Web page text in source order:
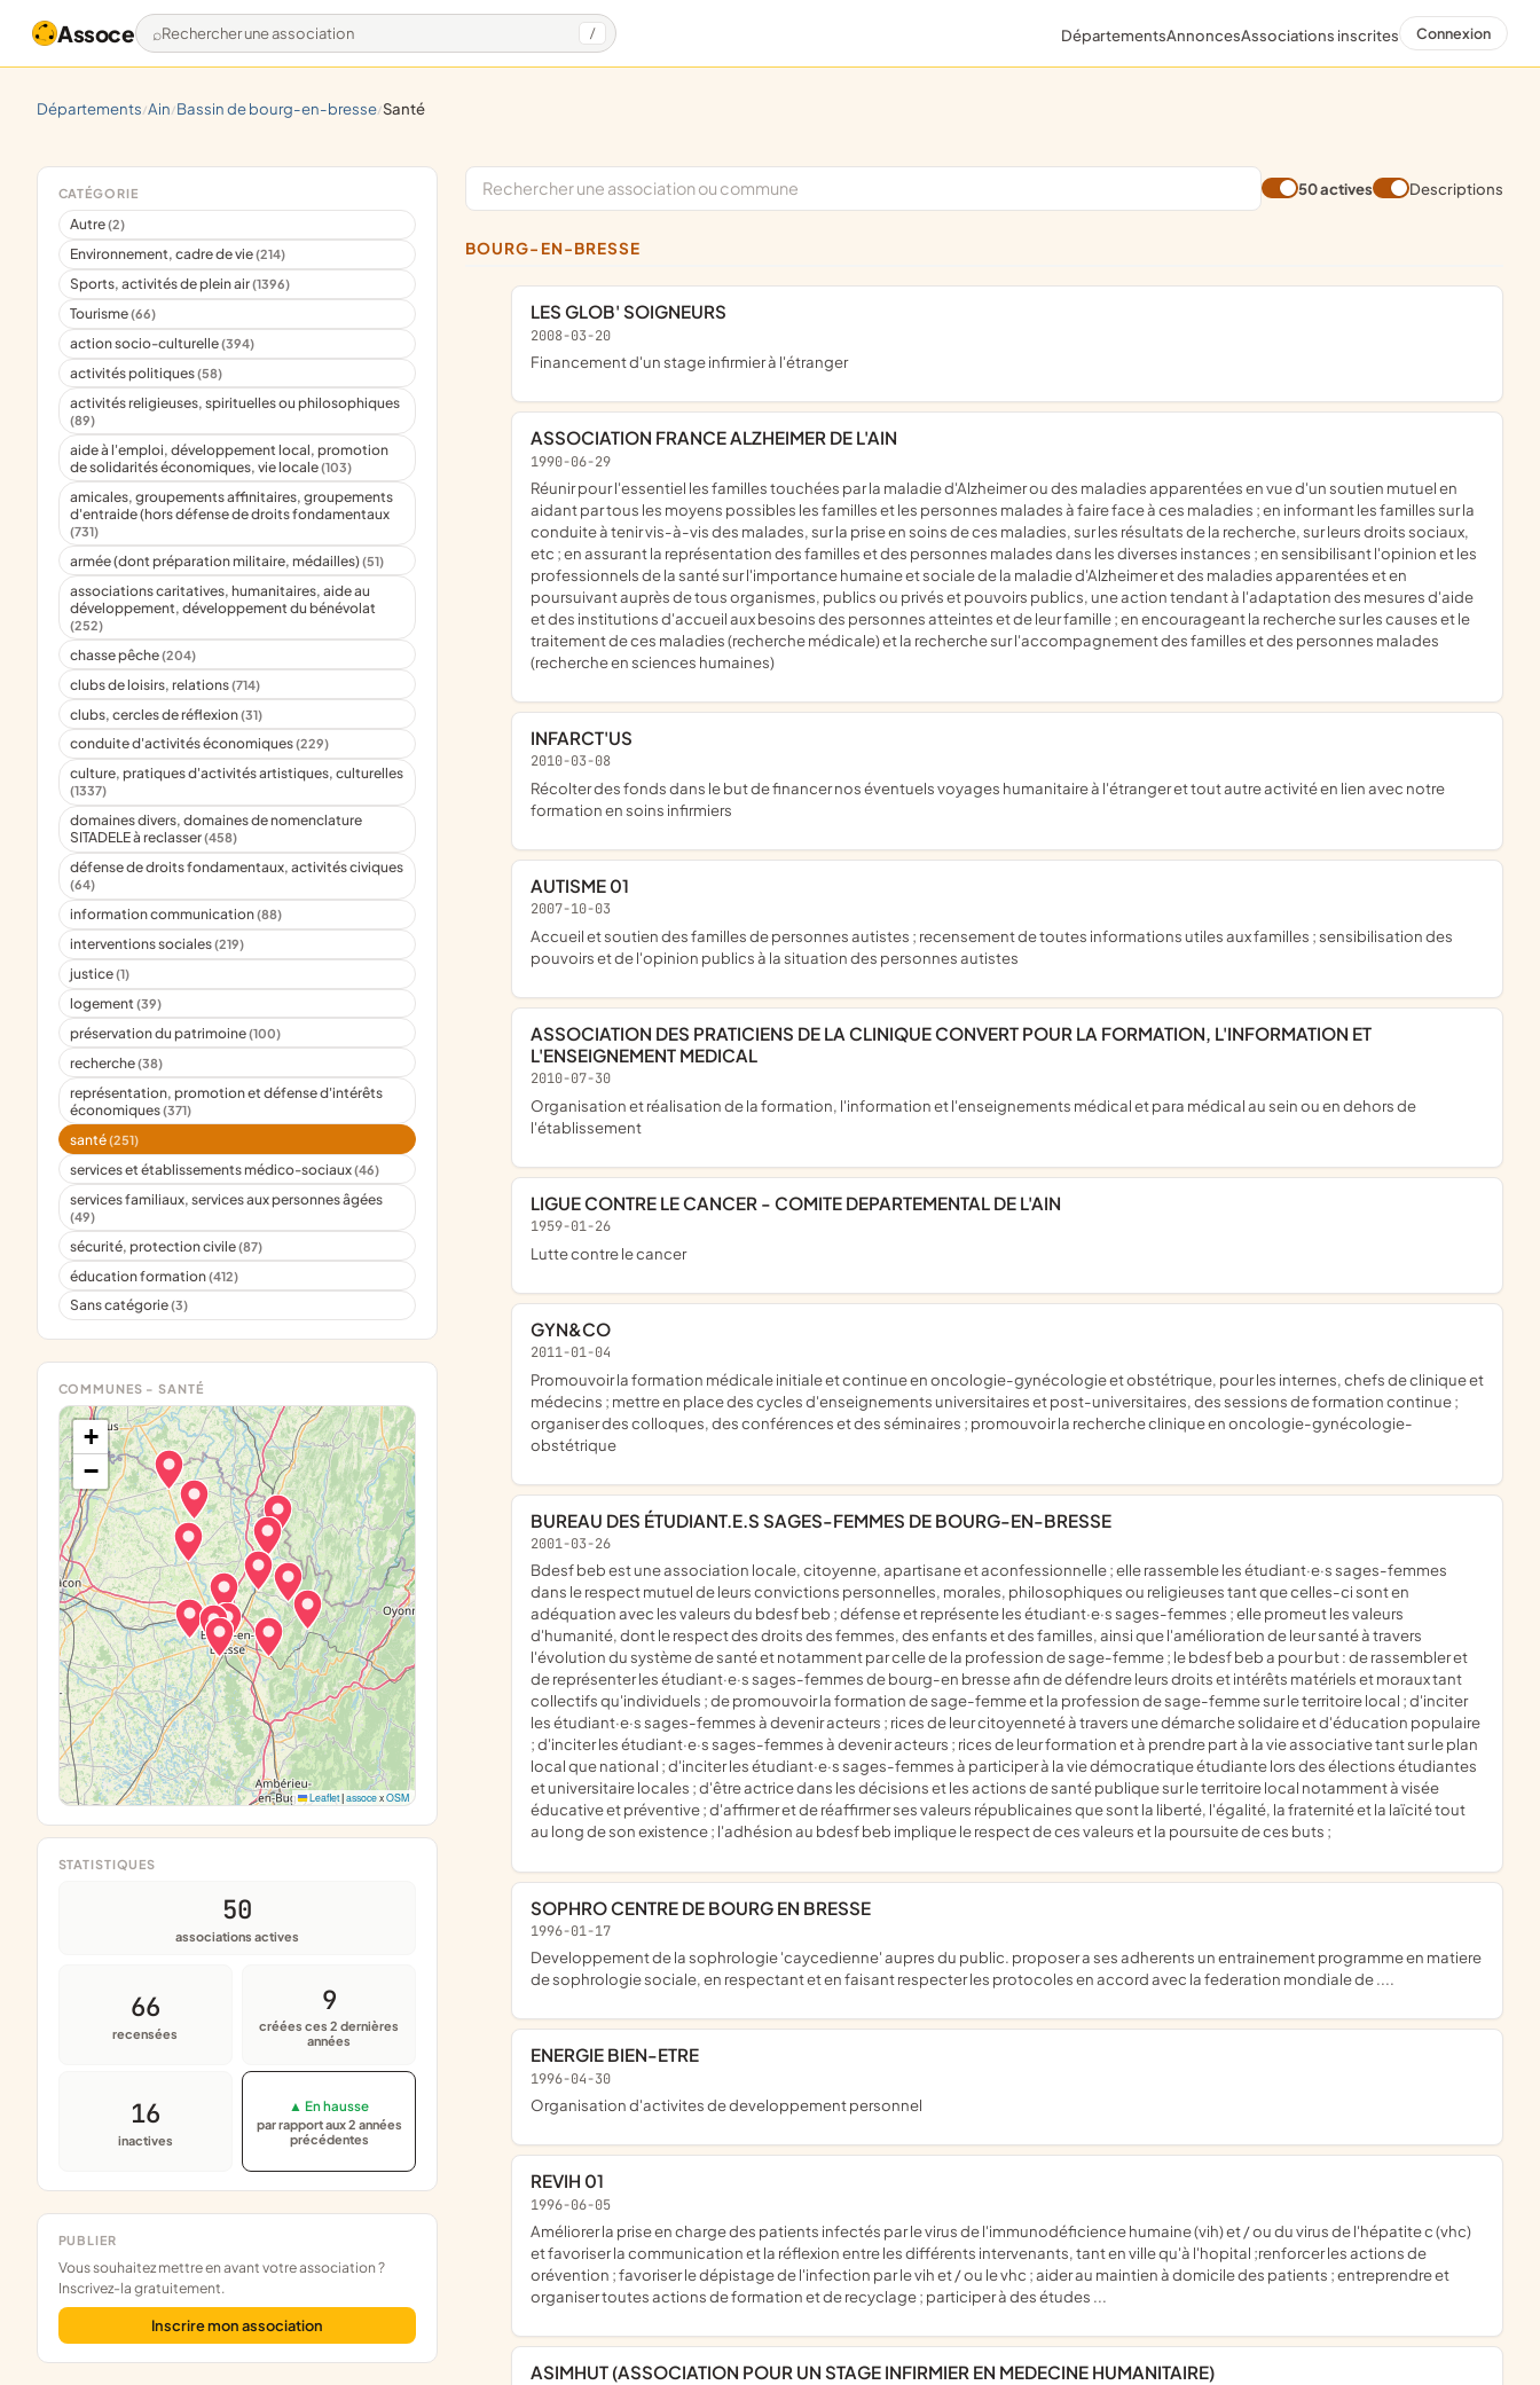
Assoce Rechercher une association / DépartementsAnnoncesAssociations inscrites Connexion
départements/ ain/ bassin de bourg-en-bresse/ santé
CATÉGORIE
Autre(2)
Environnement, cadre de vie(214)
Sports, activités de plein air(1396)
Tourisme(66)
action socio-culturelle(394)
activités politiques(58)
activités religieuses, spirituelles ou philosophiques
(89)
aide à l'emploi, développement local, promotion
de solidarités économiques, vie locale(103)
amicales, groupements affinitaires, groupements
d'entraide (hors défense de droits fondamentaux
(731)
armée (dont préparation militaire, médailles)(51)
associations caritatives, humanitaires, aide au
développement, développement du bénévolat
(252)
chasse pêche(204)
clubs de loisirs, relations(714)
clubs, cercles de réflexion(31)
conduite d'activités économiques(229)
culture, pratiques d'activités artistiques, culturelles
(1337)
domaines divers, domaines de nomenclature
SITADELE à reclasser(458)
défense de droits fondamentaux, activités civiques
(64)
information communication(88)
interventions sociales(219)
justice(1)
logement(39)
préservation du patrimoine(100)
recherche(38)
représentation, promotion et défense d'intérêts
économiques(371)
santé(251)
services et établissements médico-sociaux(46)
services familiaux, services aux personnes âgées
(49)
sécurité, protection civile(87)
éducation formation(412)
Sans catégorie(3)
STATISTIQUES
50
associations actives
66
recensées
9
créées ces 2 dernières
années
16
inactives
▲ En hausse
par rapport aux 2 années
précédentes
PUBLIER
Vous souhaitez mettre en avant votre association ?
Inscrivez-la gratuitement.
Inscrire mon association
50 actives Descriptions
BOURG-EN-BRESSE
LES GLOB' SOIGNEURS
2008-03-20
financement d'un stage infirmier à l'étranger
ASSOCIATION FRANCE ALZHEIMER DE L'AIN
1990-06-29
réunir pour l'essentiel les familles touchées par la maladie d'Alzheimer ou des maladies apparentées en vue d'un soutien mutuel en
aidant par tous les moyens possibles les familles et les personnes malades à faire face à ces maladies ; en informant les familles sur la
conduite à tenir vis-à-vis des malades, sur la prise en soins de ces maladies, sur les résultats de la recherche, sur leurs droits sociaux,
etc ; en assurant la représentation des familles et des personnes malades dans les diverses instances ; en sensibilisant l'opinion et les
professionnels de la santé sur l'importance humaine et sociale de la maladie d'Alzheimer et des maladies apparentées et en
poursuivant auprès de tous organismes, publics ou privés et pouvoirs publics, une action tendant à l'adaptation des mesures d'aide
et des institutions d'accueil aux besoins des personnes atteintes et de leur famille ; en encourageant la recherche sur les causes et le
traitement de ces maladies (recherche médicale) et la recherche sur l'accompagnement des familles et des personnes malades
(recherche en sciences humaines)
INFARCT'US
2010-03-08
récolter des fonds dans le but de financer nos éventuels voyages humanitaire à l'étranger et tout autre activité en lien avec notre
formation en soins infirmiers
AUTISME 01
2007-10-03
accueil et soutien des familles de personnes autistes ; recensement de toutes informations utiles aux familles ; sensibilisation des
pouvoirs et de l'opinion publics à la situation des personnes autistes
ASSOCIATION DES PRATICIENS DE LA CLINIQUE CONVERT POUR LA FORMATION, L'INFORMATION ET
L'ENSEIGNEMENT MEDICAL
2010-07-30
organisation et réalisation de la formation, l'information et l'enseignements médical et para médical au sein ou en dehors de
l'établissement
LIGUE CONTRE LE CANCER - COMITE DEPARTEMENTAL DE L'AIN
1959-01-26
lutte contre le cancer
GYN&CO
2011-01-04
promouvoir la formation médicale initiale et continue en oncologie-gynécologie et obstétrique, pour les internes, chefs de clinique et
médecins ; mettre en place des cycles d'enseignements universitaires et post-universitaires, des sessions de formation continue ;
organiser des colloques, des conférences et des séminaires ; promouvoir la recherche clinique en oncologie-gynécologie-
obstétrique
BUREAU DES ÉTUDIANT.E.S SAGES-FEMMES DE BOURG-EN-BRESSE
2001-03-26
bdesf beb est une association locale, citoyenne, apartisane et aconfessionnelle ; elle rassemble les étudiant·e·s sages-femmes
dans le respect mutuel de leurs convictions personnelles, morales, philosophiques ou religieuses tant que celles-ci sont en
adéquation avec les valeurs du bdesf beb ; défense et représente les étudiant·e·s sages-femmes ; elle promeut les valeurs
d'humanité, dont le respect des droits des femmes, des enfants et des familles, ainsi que l'amélioration de leur santé à travers
l'évolution du système de santé et notamment par celle de la profession de sage-femme ; le bdesf beb a pour but : de rassembler et
de représenter les étudiant·e·s sages-femmes de bourg-en bresse afin de défendre leurs droits et intérêts matériels et moraux tant
collectifs qu'individuels ; de promouvoir la formation de sage-femme et la profession de sage-femme sur le territoire local ; d'inciter
les étudiant·e·s sages-femmes à devenir acteurs ; rices de leur citoyenneté à travers une démarche solidaire et d'éducation populaire
; d'inciter les étudiant·e·s sages-femmes à devenir acteurs ; rices de leur formation et à prendre part à la vie associative tant sur le plan
local que national ; d'inciter les étudiant·e·s sages-femmes à participer à la vie démocratique étudiante lors des élections étudiantes
et universitaire locales ; d'être actrice dans les décisions et les actions de santé publique sur le territoire local notamment à visée
éducative et préventive ; d'affirmer et de réaffirmer ses valeurs républicaines que sont la liberté, l'égalité, la fraternité et la laïcité tout
au long de son existence ; l'adhésion au bdesf beb implique le respect de ces valeurs et la poursuite de ces buts ;
SOPHRO CENTRE DE BOURG EN BRESSE
1996-01-17
developpement de la sophrologie 'caycedienne' aupres du public. proposer a ses adherents un entrainement programme en matiere
de sophrologie sociale, en respectant et en faisant respecter les protocoles en accord avec la federation mondiale de ....
ENERGIE BIEN-ETRE
1996-04-30
organisation d'activites de developpement personnel
REVIH 01
1996-06-05
améliorer la prise en charge des patients infectés par le virus de l'immunodéficience humaine (vih) et / ou du virus de l'hépatite c (vhc)
et favoriser la communication et la réflexion entre les différents intervenants, tant en ville qu'à l'hopital ;renforcer les actions de
orévention ; favoriser le dépistage de l'infection par le vih et / ou le vhc ; aider au maintien à domicile des patients ; entreprendre et
organiser toutes actions de formation et de recyclage ; participer à des études ...
ASIMHUT (ASSOCIATION POUR UN STAGE INFIRMIER EN MEDECINE HUMANITAIRE)
COMMUNES - SANTÉ
+
−
Leaflet| assocexOSM